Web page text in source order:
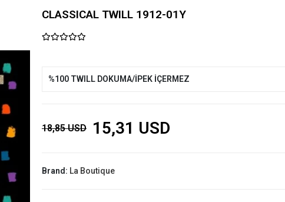
CLASSICAL TWILL 1912-01Y
%100 TWILL DOKUMA/İPEK İÇERMEZ
18,85 USD 15,31 USD
Brand: La Boutique